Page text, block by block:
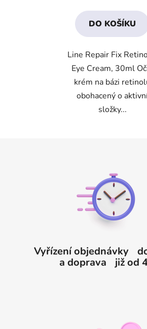
3,6
z
DO KOŠÍKU
Line Repair Fix
Eye Cream, 30ml
krém na bázi
obohacený o
složky...
Vyřízení objednávky
a doprava již od